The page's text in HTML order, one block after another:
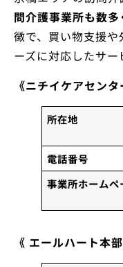
問介護事業所も数多
徴で、買い物支援
ーズに対応したサー
《ニチイケアセンタ
所在地
電話番号
事業所ホームペ
《 エールハート本部